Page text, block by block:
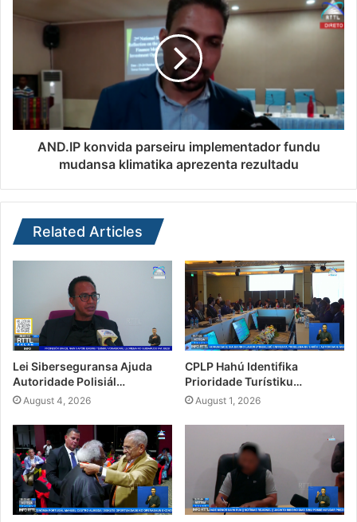
AND.IP konvida parseiru implementador fundu
mudansa klimatika aprezenta rezultadu
Related Articles
Lei Siberseguransa Ajuda
Autoridade Polisiál…
August 4, 2026
CPLP Hahú Identifika
Prioridade Turístiku…
August 1, 2026